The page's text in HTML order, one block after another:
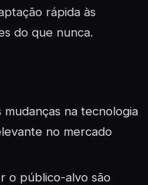
rápida às
do que nunca.
na tecnologia
no mercado
o público-alvo são